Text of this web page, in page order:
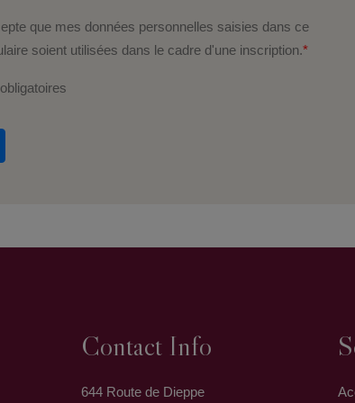
que mes données personnelles saisies dans ce
soient utilisées dans le cadre d'une inscription.*
Contact Info
644 Route de Dieppe